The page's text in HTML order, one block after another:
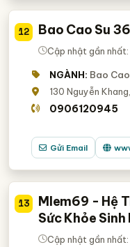
12 Bao Cao Su
Cập nhật gần
NGÀNH: Bao
130 Nguyễn
0906120945
Gửi Email
13
Mlem69 - Hệ
Sức Khỏe Sinh
Cập nhật gần